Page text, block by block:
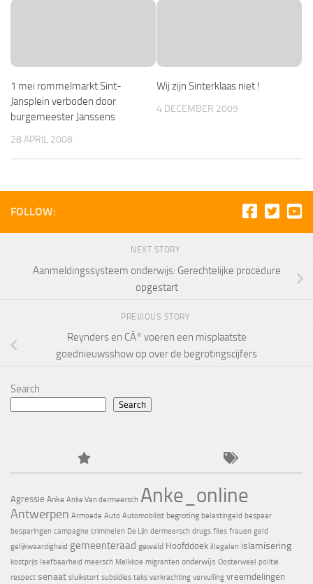
1 mei rommelmarkt Sint-
Jansplein verboden door
burgemeester Janssens
28 APRIL 2008
Wij zijn Sinterklaas niet !
4 DECEMBER 2009
FOLLOW:
NEXT STORY
Aanmeldingssysteem onderwijs: Gerechtelijke procedure
opgestart
PREVIOUS STORY
Reynders en CÂ° voeren een misplaatste
goednieuwsshow op over de begrotingscijfers
Search
Search
Agressie Anke Anke Van dermeersch Anke_online
Antwerpen Armoede Auto Automobilist begroting belastingeld bespaar
besparingen campagne criminelen De Lijn dermeersch drugs files frauen geld
gelijkwaardigheid gemeenteraad geweld Hoofddoek illegalen islamisering
kostprijs leefbaarheid meersch Melkkoe migranten onderwijs Oosterweel politie
respect senaat sluikstort subsidies taks verkrachting vervuiling vreemdelingen